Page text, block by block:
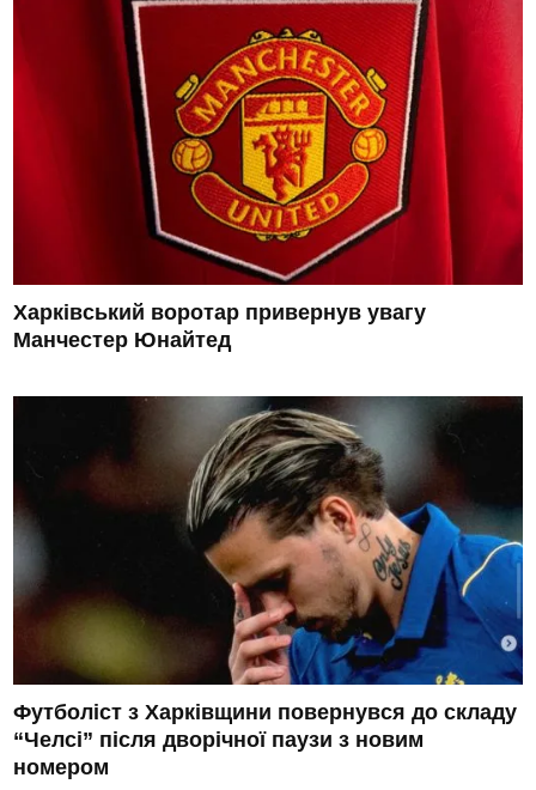
Харківський воротар привернув увагу
Манчестер Юнайтед
Футболіст з Харківщини повернувся до складу
“Челсі” після дворічної паузи з новим
номером